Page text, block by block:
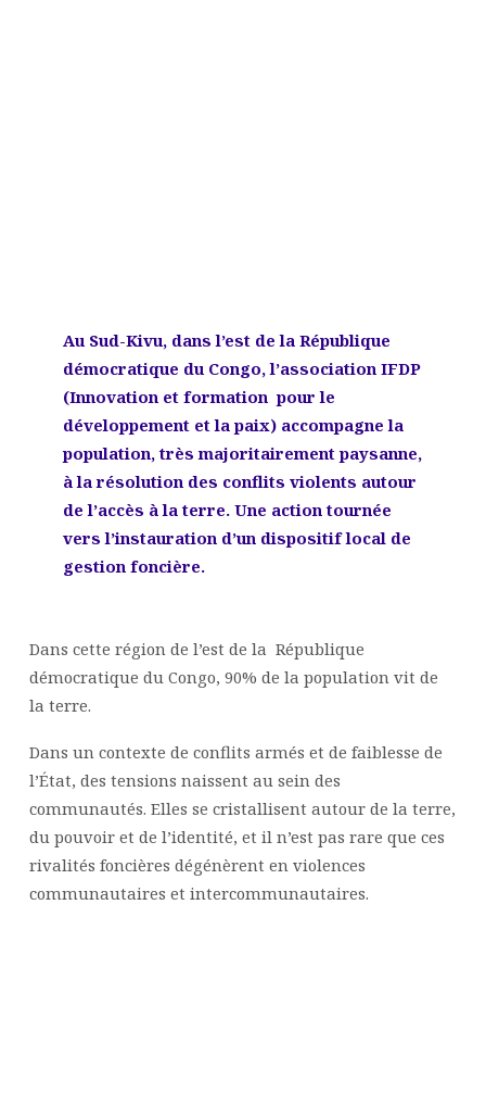
Au Sud-Kivu, dans l’est de la République
démocratique du Congo, l’association IFDP
(Innovation et formation pour le
développement et la paix) accompagne la
population, très majoritairement paysanne,
à la résolution des conflits violents autour
de l’accès à la terre. Une action tournée
vers l’instauration d’un dispositif local de
gestion foncière.
Dans cette région de l’est de la République
démocratique du Congo, 90% de la population vit de
la terre.
Dans un contexte de conflits armés et de faiblesse de
l’État, des tensions naissent au sein des
communautés. Elles se cristallisent autour de la terre,
du pouvoir et de l’identité, et il n’est pas rare que ces
rivalités foncières dégénèrent en violences
communautaires et intercommunautaires.